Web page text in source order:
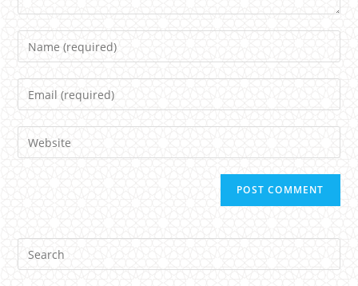
Name
Email
Website